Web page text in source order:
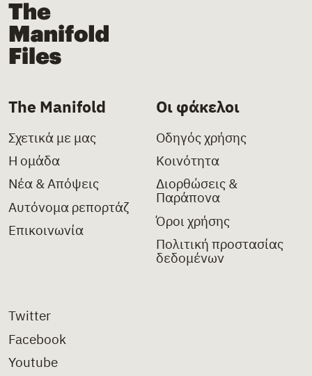
The Manifold Files
The Manifold
Σχετικά με μας
Η ομάδα
Νέα & Απόψεις
Αυτόνομα ρεπορτάζ
Επικοινωνία
Οι φάκελοι
Οδηγός χρήσης
Κοινότητα
Διορθώσεις &
Παράπονα
Όροι χρήσης
Πολιτική προστασίας
δεδομένων
Twitter
Facebook
Youtube